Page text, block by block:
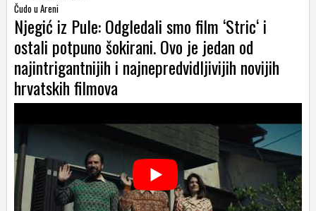
Čudo u Areni
Njegić iz Pule: Odgledali smo film ‘Stric‘ i
ostali potpuno šokirani. Ovo je jedan od
najintrigantnijih i najnepredvidljivijih novijih
hrvatskih filmova